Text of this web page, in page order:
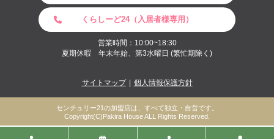
くらしーど24（入居者様専用）
営業時間：10:00~18:30
夏期休暇 年末年始、第3水曜日 (繁忙期除く)
サイトマップ 個人情報保護方針
センチュリー21の加盟店は、すべて独立・自営です。
Copyright(C)Pakira House ALL Rights Reserved.